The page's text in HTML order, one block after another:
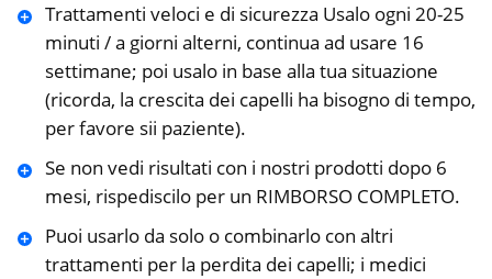
Trattamenti veloci e di sicurezza Usalo ogni 20-25
minuti / a giorni alterni, continua ad usare 16
settimane; poi usalo in base alla tua situazione
(ricorda, la crescita dei capelli ha bisogno di tempo,
per favore sii paziente).
Se non vedi risultati con i nostri prodotti dopo 6
mesi, rispediscilo per un RIMBORSO COMPLETO.
Puoi usarlo da solo o combinarlo con altri
trattamenti per la perdita dei capelli; i medici